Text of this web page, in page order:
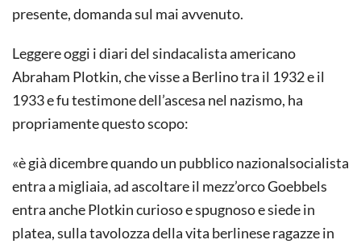
presente, domanda sul mai avvenuto.
Leggere oggi i diari del sindacalista americano
Abraham Plotkin, che visse a Berlino tra il 1932 e il
1933 e fu testimone dell’ascesa nel nazismo, ha
propriamente questo scopo:
«è già dicembre quando un pubblico nazionalsocialista
entra a migliaia, ad ascoltare il mezz’orco Goebbels
entra anche Plotkin curioso e spugnoso e siede in
platea, sulla tavolozza della vita berlinese ragazze in